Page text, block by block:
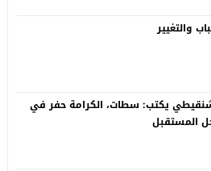
والتغيير
يكتب: سطات، الكرامة حفر في
المستقبل